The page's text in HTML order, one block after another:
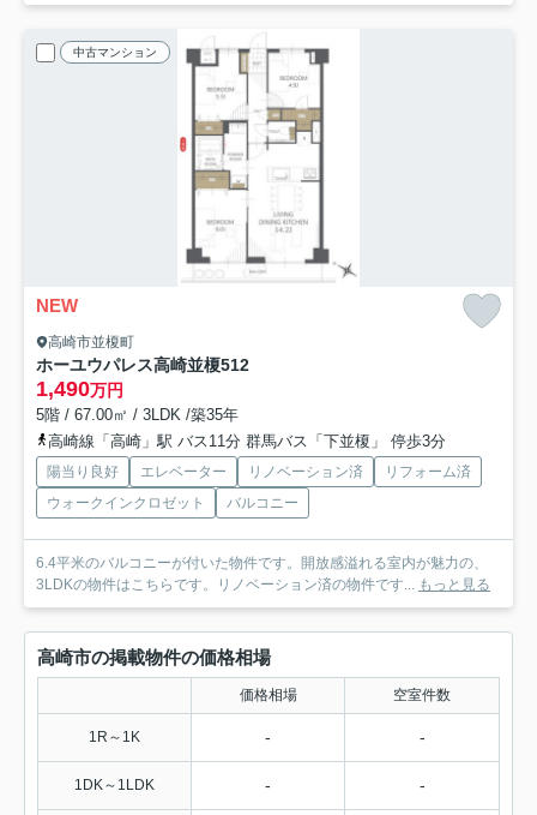
中古マンション
NEW
高崎市並榎町
ホーユウパレス高崎並榎512
1,490万円
5階 / 67.00㎡ / 3LDK /築35年
高崎線「高崎」駅 バス11分 群馬バス「下並榎」 停歩3分
陽当り良好 エレベーター リノベーション済
リフォーム済
ウォークインクロゼット
バルコニー
6.4平米のバルコニーが付いた物件です。開放感溢れる室内が魅力の、
3LDKの物件はこちらです。リノベーション済の物件です... もっと見る
高崎市の掲載物件の価格相場
価格相場 空室件数
1R～1K - -
1DK～1LDK - -